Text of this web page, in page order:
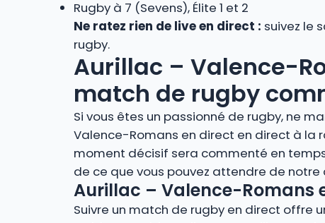
Rugby à 7 (Sevens), Élite 1 et 2
Ne ratez rien de live en direct : suivez le
rugby.
Aurillac – Valence-
match de rugby
Si vous êtes un passionné de rugby, ne
Valence-Romans en direct en direct à la
moment décisif sera commenté en
de ce que vous pouvez attendre de
Aurillac – Valence-Romans
Suivre un match de rugby en direct offre